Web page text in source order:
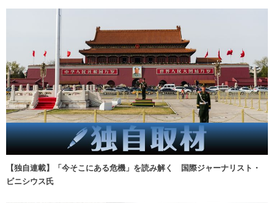
【独自連載】「今そこにある危機」を読み解く 国際ジャーナリスト・
ビニシウス氏